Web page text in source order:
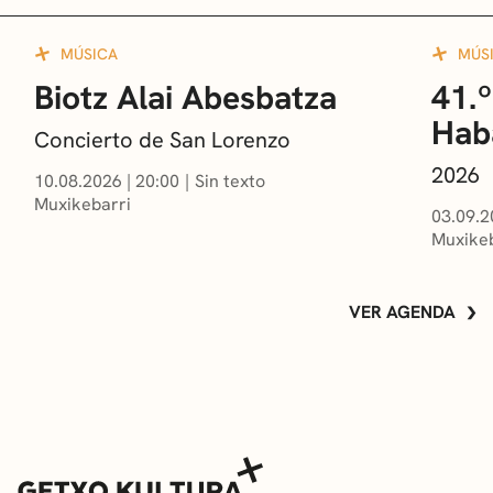
MÚSICA
Biotz Alai Abesbatza
Concierto de San Lorenzo
10.08.2026 | 20:00
Sin texto
Muxikebarri
2026
VER AGENDA